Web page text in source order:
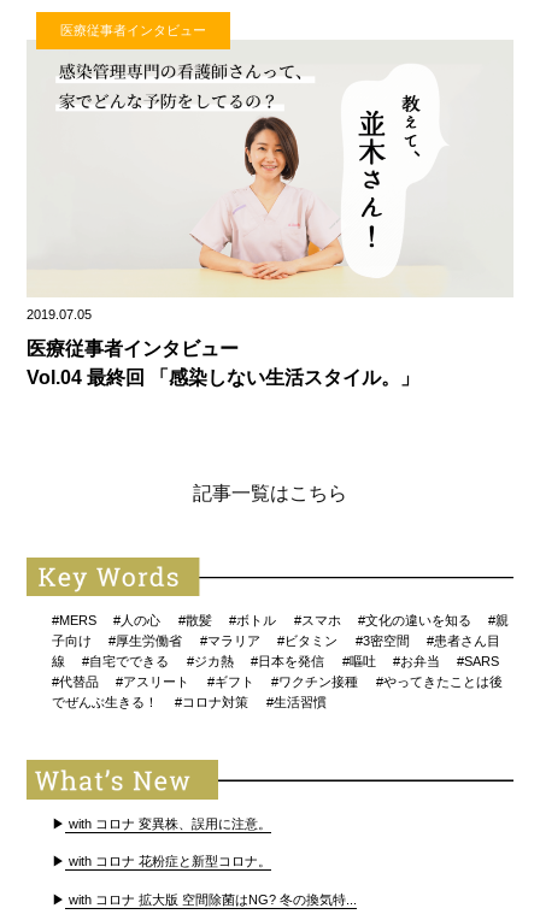
医療従事者インタビュー
2019.07.05
医療従事者インタビュー
Vol.04 最終回 「感染しない生活スタイル。」
記事一覧はこちら
#MERS #人の心 #散髪 #ボトル #スマホ #文化の違いを知る
#親
子向け
#厚生労働省 #マラリア #ビタミン #3密空間
#患者さん目
線
#自宅でできる #ジカ熱 #日本を発信 #嘔吐 #お弁当
#SARS
#代替品
#アスリート #ギフト #ワクチン接種
#やってきたことは後
でぜんぶ生きる！
#コロナ対策 #生活習慣
▶ with コロナ 変異株、誤用に注意。
▶ with コロナ 花粉症と新型コロナ。
▶ with コロナ 拡大版 空間除菌はNG? 冬の換気特...